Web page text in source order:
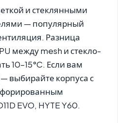
и стеклянными
— популярный
Разница
между mesh и стекло-
10–15°C. Если вам
выбирайте корпуса с
EVO, HYTE Y60.